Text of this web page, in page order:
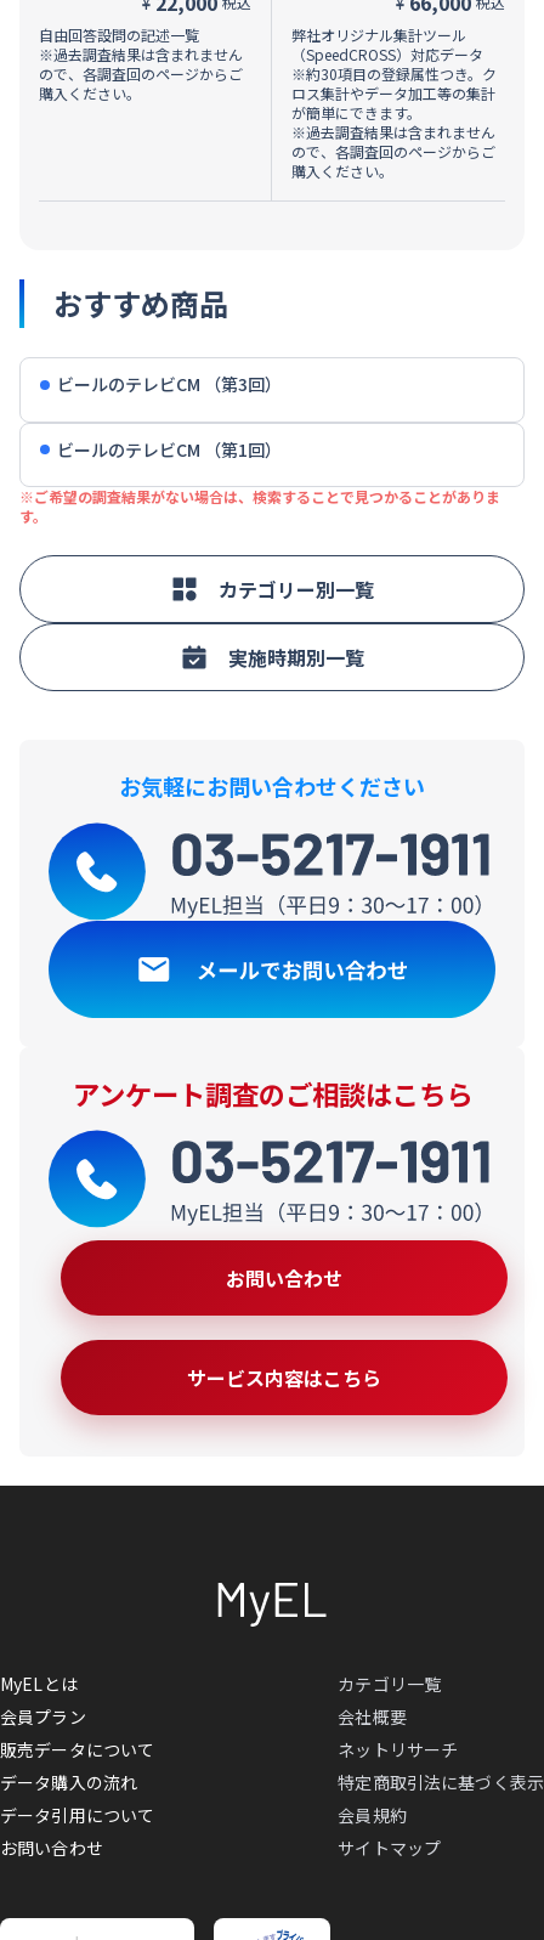
自由回答設問の記述一覧
※過去調査結果は含まれません
ので、各調査回のページからご
購入ください。
弊社オリジナル集計ツール
（SpeedCROSS）対応データ
※約30項目の登録属性つき。ク
ロス集計やデータ加工等の集計
が簡単にできます。
※過去調査結果は含まれません
ので、各調査回のページからご
購入ください。
おすすめ商品
ビールのテレビCM （第3回）
ビールのテレビCM （第1回）
※ご希望の調査結果がない場合は、検索することで見つかることがありま
す。
カテゴリー別一覧
実施時期別一覧
お気軽にお問い合わせください
アンケート調査のご相談はこちら
お問い合わせ
サービス内容はこちら
MyELとは
会員プラン
販売データについて
データ購入の流れ
データ引用について
お問い合わせ
カテゴリ一覧
会社概要
ネットリサーチ
特定商取引法に基づく表示
会員規約
サイトマップ